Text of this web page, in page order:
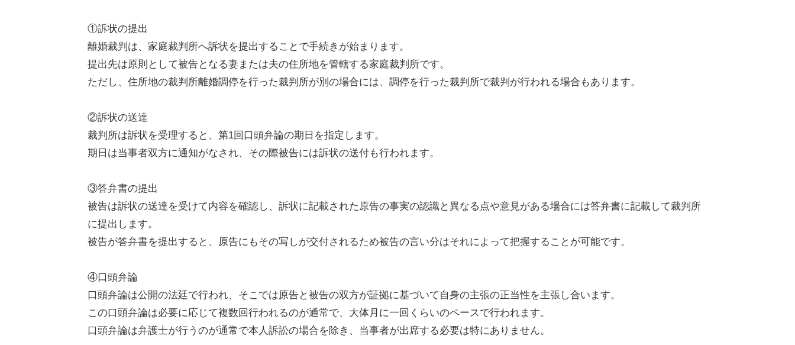
①訴状の提出
離婚裁判は、家庭裁判所へ訴状を提出することで手続きが始まります。
提出先は原則として被告となる妻または夫の住所地を管轄する家庭裁判所です。
ただし、住所地の裁判所離婚調停を行った裁判所が別の場合には、調停を行った裁判所で裁判が行われる場合もあります。
②訴状の送達
裁判所は訴状を受理すると、第1回口頭弁論の期日を指定します。
期日は当事者双方に通知がなされ、その際被告には訴状の送付も行われます。
③答弁書の提出
被告は訴状の送達を受けて内容を確認し、訴状に記載された原告の事実の認識と異なる点や意見がある場合には答弁書に記載して裁判所
に提出します。
被告が答弁書を提出すると、原告にもその写しが交付されるため被告の言い分はそれによって把握することが可能です。
④口頭弁論
口頭弁論は公開の法廷で行われ、そこでは原告と被告の双方が証拠に基づいて自身の主張の正当性を主張し合います。
この口頭弁論は必要に応じて複数回行われるのが通常で、大体月に一回くらいのペースで行われます。
口頭弁論は弁護士が行うのが通常で本人訴訟の場合を除き、当事者が出席する必要は特にありません。